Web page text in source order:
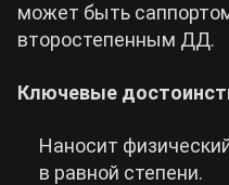
может быть
второстепенным ДД.
Ключевые
Наносит
в равной степени.